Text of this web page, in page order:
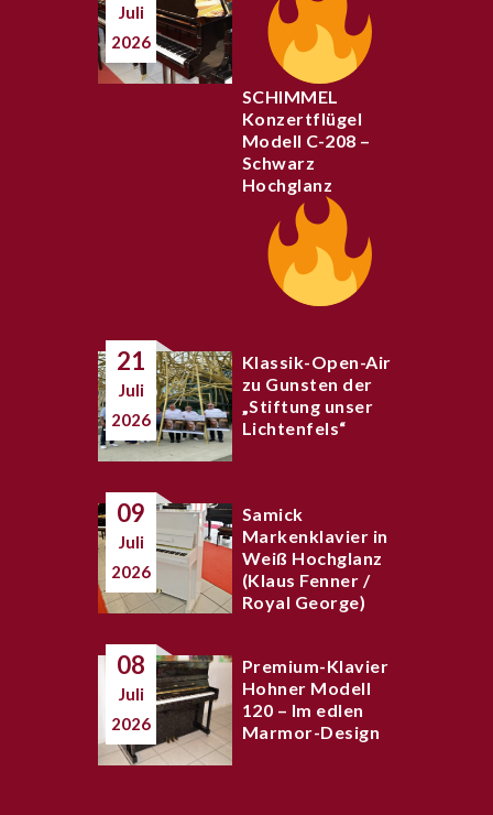
Juli
2026
SCHIMMEL
Konzertflügel
Modell C-208 –
Schwarz
Hochglanz
21
Juli
2026
Klassik-Open-Air
zu Gunsten der
„Stiftung unser
Lichtenfels“
09
Juli
2026
Samick
Markenklavier in
Weiß Hochglanz
(Klaus Fenner /
Royal George)
08
Juli
2026
Premium-Klavier
Hohner Modell
120 – Im edlen
Marmor-Design